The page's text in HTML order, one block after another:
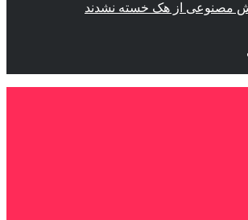
مصنوعی از هک خسته نشدند